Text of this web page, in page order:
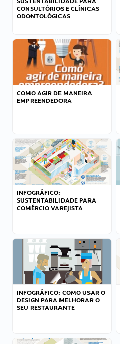
CONSULTÓRIOS E CLÍNICAS
ODONTOLÓGICAS
COMO AGIR DE MANEIRA
EMPREENDEDORA
INFOGRÁFICO:
SUSTENTABILIDADE PARA
COMÉRCIO VAREJISTA
INFOGRÁFICO: COMO USAR O
DESIGN PARA MELHORAR O
SEU RESTAURANTE